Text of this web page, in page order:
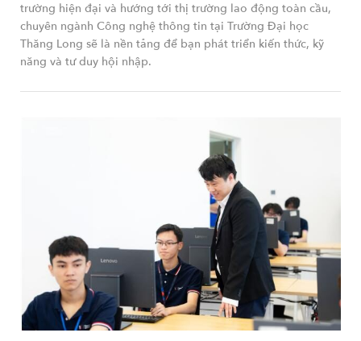
trường hiện đại và hướng tới thị trường lao động toàn cầu,
chuyên ngành Công nghệ thông tin tại Trường Đại học
Thăng Long sẽ là nền tảng để bạn phát triển kiến thức, kỹ
năng và tư duy hội nhập.